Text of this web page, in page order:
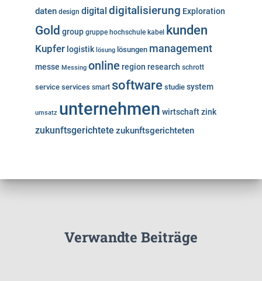
daten design digital digitalisierung Exploration
Gold group gruppe hochschule kabel kunden
Kupfer logistik lösung lösungen management
messe Messing online region research schrott
service services smart software studie system
umsatz unternehmen wirtschaftzink
zukunftsgerichtete zukunftsgerichteten
Verwandte Beiträge